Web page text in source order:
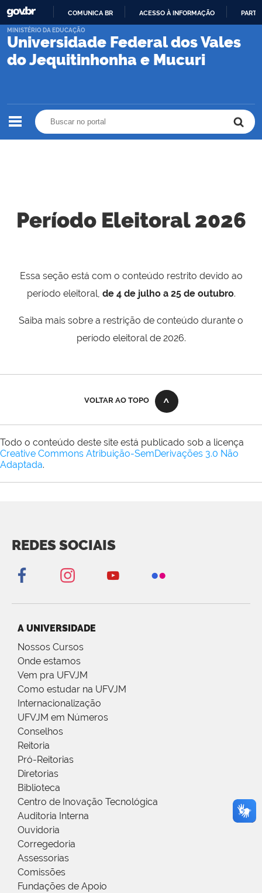
PARA
CONTEÚDO
COMUNICA BR ACESSO À INFORMAÇÃO
Universidade Federal dos Vales
do Jequitinhonha e Mucuri
MINISTÉRIO DA EDUCAÇÃO
Período Eleitoral 2026
Essa seção está com o conteúdo restrito devido ao
período eleitoral, de 4 de julho a 25 de outubro.
Saiba mais sobre a restrição de conteúdo durante o
período eleitoral de 2026.
VOLTAR AO TOPO
Todo o conteúdo deste site está publicado sob a licença
Creative Commons Atribuição-SemDerivações 3.0 Não
Adaptada.
REDES SOCIAIS
A UNIVERSIDADE
Nossos Cursos
Onde estamos
Vem pra UFVJM
Como estudar na UFVJM
Internacionalização
UFVJM em Números
Conselhos
Reitoria
Pró-Reitorias
Diretorias
Biblioteca
Centro de Inovação Tecnológica
Auditoria Interna
Ouvidoria
Corregedoria
Assessorias
Comissões
Fundações de Apoio